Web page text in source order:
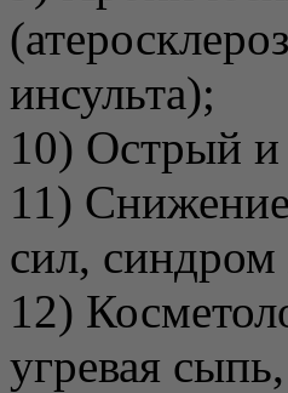
инсульта);
10) Острый и
11)
сил, синдром
12)
угревая